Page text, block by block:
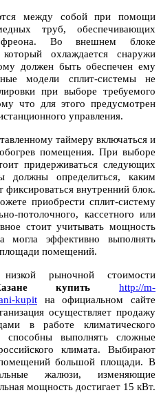
между собой при помощи
труб, обеспечивающих
фреона. Во внешнем блоке
который охлаждается снаружи
должен быть обеспечен ему
модели сплит-системы не
при выборе требуемого
что для этого предусмотрен
управления.
таймеру включаться и
помещения. При выборе
придерживаться следующих
должны определиться, каким
фиксироваться внутренний блок.
приобрести сплит-систему
потолочного, кассетного или
стоит учитывать мощность
могла эффективно выполнять
площади помещений.
рыночной стоимости
купить
http://m-
kupit на официальном сайте
осуществляет продажу
в работе климатического
способны выполнять сложные
климата. Выбирают
большой площади. В
жалюзи, изменяющие
мощность достигает 15 кВт.